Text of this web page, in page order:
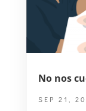
No nos
SEP 21,